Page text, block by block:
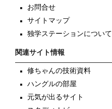
お問合せ
サイトマップ
独学ステーションについて
関連サイト情報
修ちゃんの技術資料
ハングルの部屋
元気が出るサイト